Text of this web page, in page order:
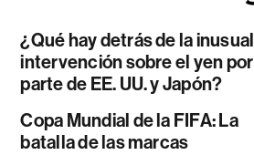
¿Qué hay detrás de la inusual
intervención sobre el yen por
parte de EE. UU. y Japón?
Copa Mundial de la FIFA: La
batalla de las marcas